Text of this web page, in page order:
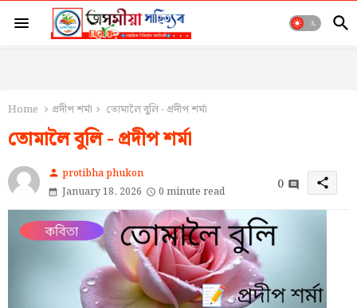
Home প্ৰদীপ শৰ্মা তোমালৈ বুলি - প্ৰদীপ শৰ্মা
তোমালৈ বুলি - প্ৰদীপ শৰ্মা
person protibha phukon
January 18, 2026
0 minute read 0 share